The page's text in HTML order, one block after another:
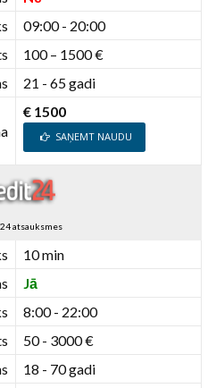
09:00 - 20:00
100 – 1500 €
21 - 65 gadi
€ 1500
SAŅEMT NAUDU
atsauksmes
10 min
Jā
8:00 - 22:00
50 - 3000 €
18 - 70 gadi